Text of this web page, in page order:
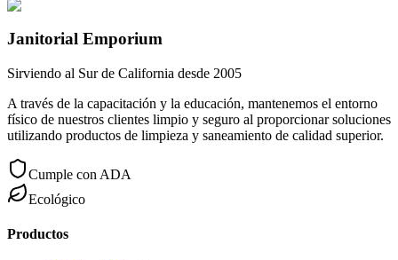
Janitorial Emporium
Sirviendo al Sur de California desde 2005
A través de la capacitación y la educación, mantenemos el entorno
físico de nuestros clientes limpio y seguro al proporcionar soluciones
utilizando productos de limpieza y saneamiento de calidad superior.
Cumple con ADA
Ecológico
Productos